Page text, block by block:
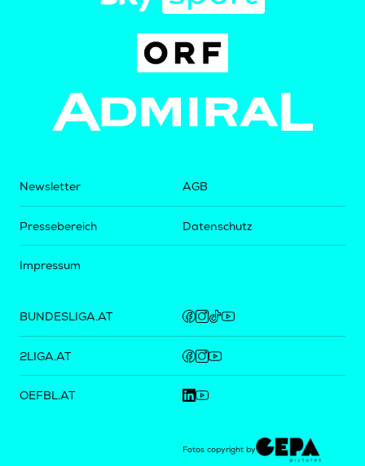
Newsletter
Pressebereich
Impressum
AGB
Datenschutz
BUNDESLIGA.AT
2LIGA.AT
OEFBL.AT
Fotos copyright by